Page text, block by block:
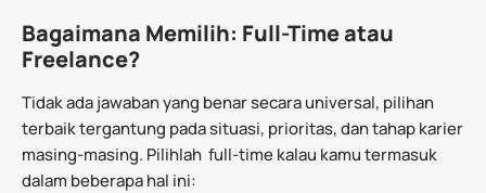
Bagaimana Memilih: Full-Time atau
Freelance?
Tidak ada jawaban yang benar secara universal, pilihan
terbaik tergantung pada situasi, prioritas, dan tahap karier
masing-masing. Pilihlah full-time kalau kamu termasuk
dalam beberapa hal ini: